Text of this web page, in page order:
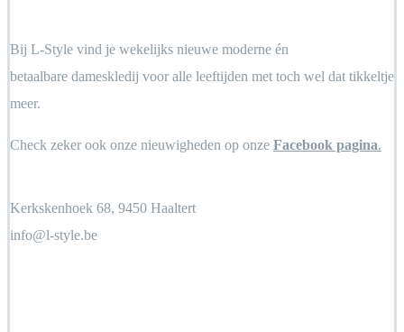
Bij L-Style vind je wekelijks nieuwe moderne én
betaalbare dameskledij voor alle leeftijden met toch wel dat tikkeltje
meer.
Check zeker ook onze nieuwigheden op onze Facebook pagina.
Kerkskenhoek 68, 9450 Haaltert
info@l-style.be